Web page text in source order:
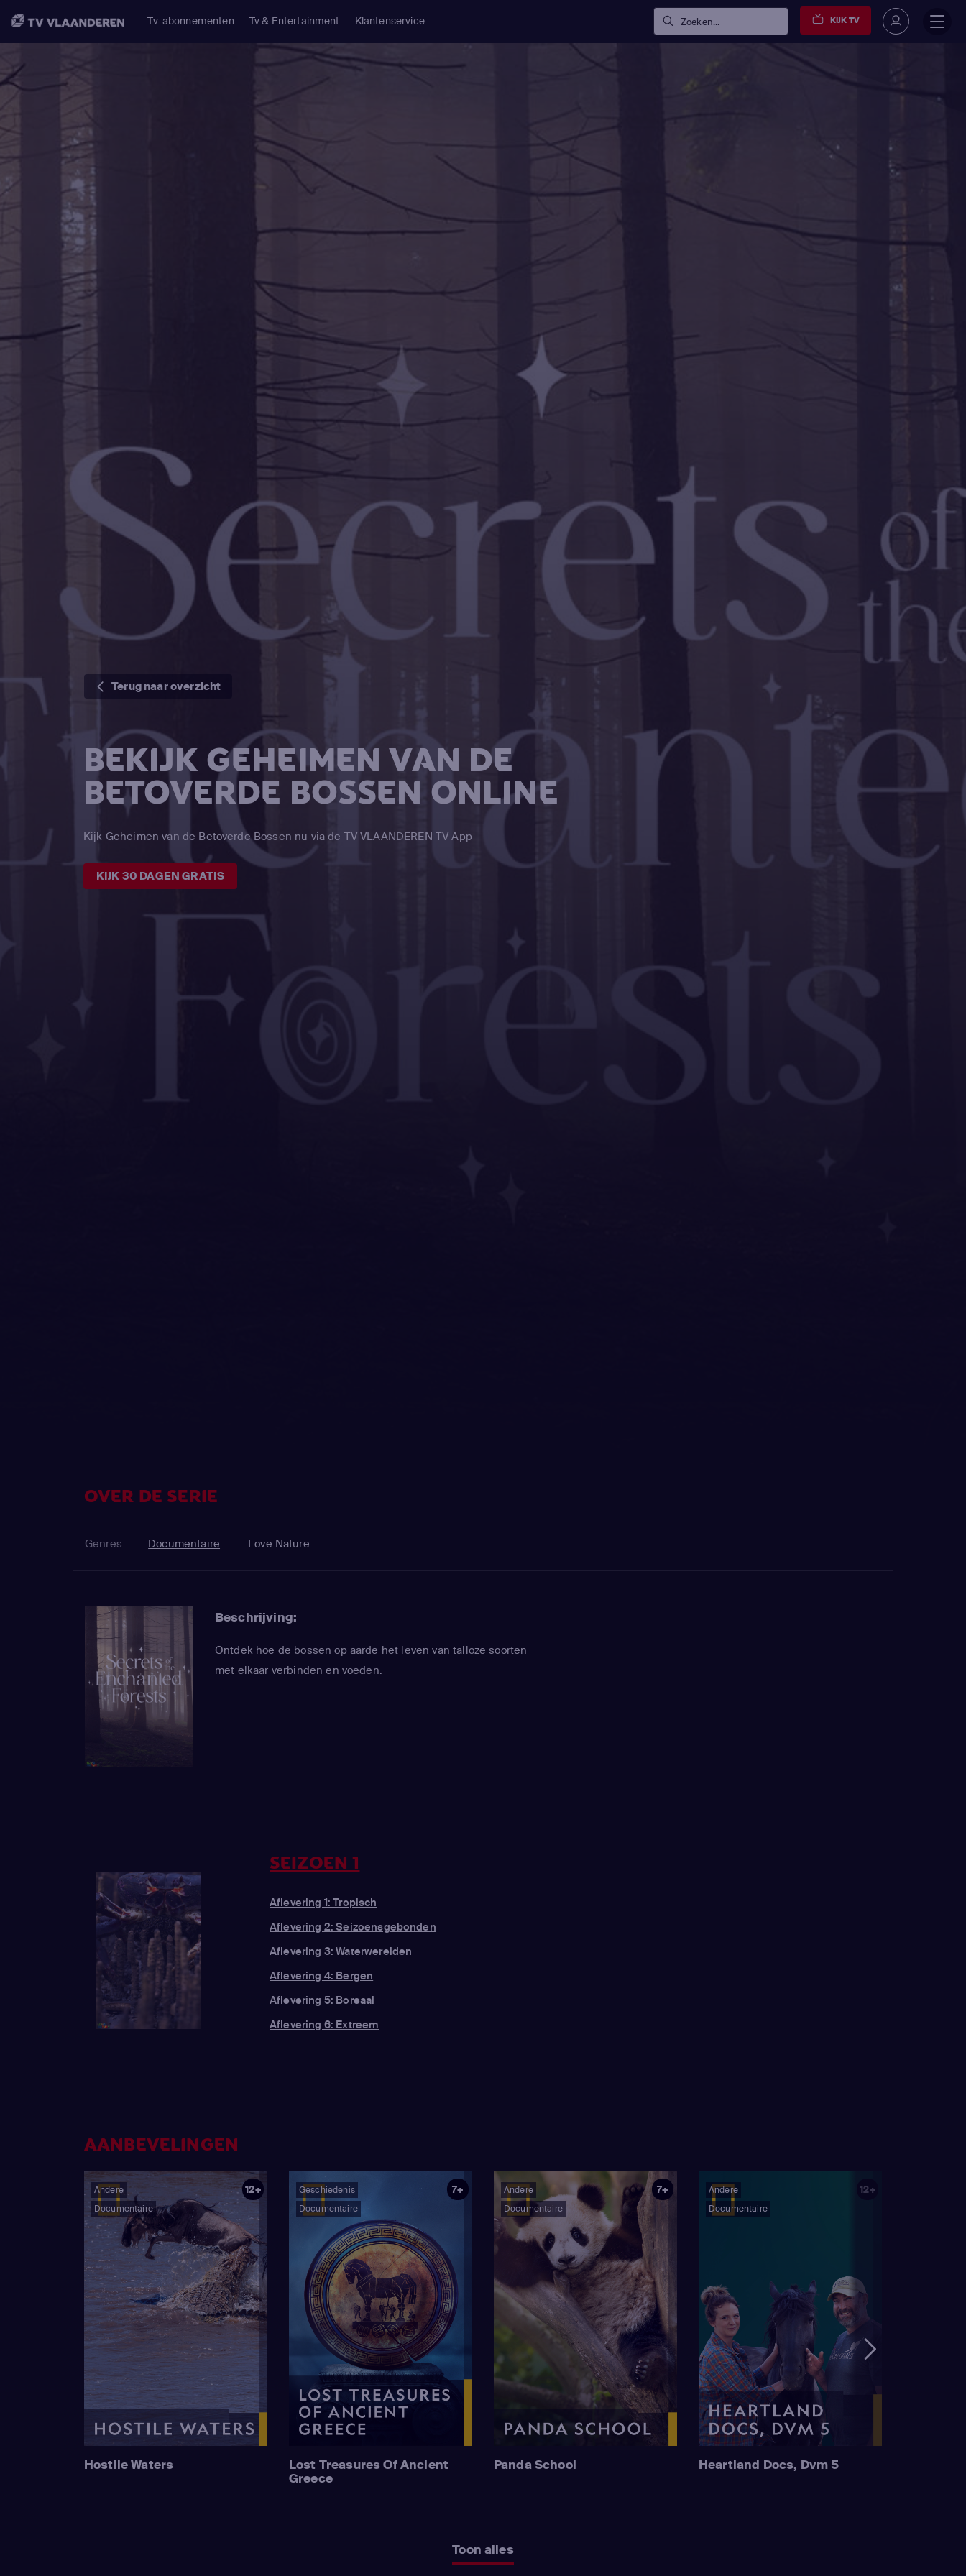
Tv-abonnementen Tv & Entertainment Klantenservice Zoeken... KIJK TV
Terug naar overzicht
BEKIJK GEHEIMEN VAN DE
BETOVERDE BOSSEN ONLINE
Kijk Geheimen van de Betoverde Bossen nu via de TV VLAANDEREN TV App
KIJK 30 DAGEN GRATIS
OVER DE SERIE
Genres: Documentaire Love Nature
Beschrijving:
Ontdek hoe de bossen op aarde het leven van talloze soorten
met elkaar verbinden en voeden.
SEIZOEN 1
Aflevering 1: Tropisch
Aflevering 2: Seizoensgebonden
Aflevering 3: Waterwerelden
Aflevering 4: Bergen
Aflevering 5: Boreaal
Aflevering 6: Extreem
AANBEVELINGEN
Andere
Documentaire
12+
Hostile Waters
Geschiedenis
Documentaire
7+
Lost Treasures Of Ancient
Greece
Andere
Documentaire
7+
Panda School
Andere
Documentaire
12+
Heartland Docs, Dvm 5
Toon alles